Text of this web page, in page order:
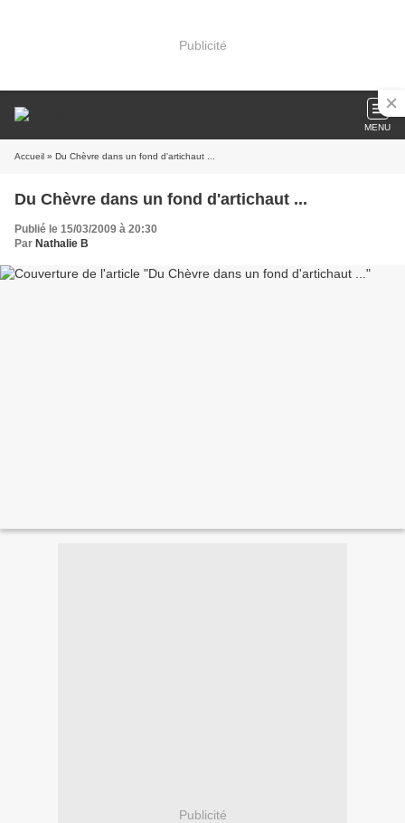
Publicité
MENU
Accueil » Du Chèvre dans un fond d'artichaut ...
Du Chèvre dans un fond d'artichaut ...
Publié le 15/03/2009 à 20:30
Par Nathalie B
Publicité